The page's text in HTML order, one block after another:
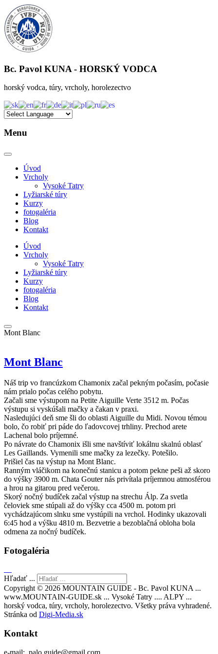
Bc. Pavol KUNA - HORSKÝ VODCA
horský vodca, túry, vrcholy, horolezectvo
Menu
Úvod
Vrcholy
Vysoké Tatry
Lyžiarské túry
Kurzy
fotogaléria
Blog
Kontakt
Úvod
Vrcholy
Vysoké Tatry
Lyžiarské túry
Kurzy
fotogaléria
Blog
Kontakt
Mont Blanc
Mont Blanc
Náš trip vo francúzkom Chamonix začal pekným počasím, počasie
nám prialo počas celého pobytu.
Začali sme výstupom na Petite Aiguille Verte 3512 m. Počas
výstupu si vyskúšali mačky a čakan v praxi.
Nasledujúci deň sme šli do oblasti Aiguille du Midi. Novou témou
bolo, čo robiť pri páde do ľadovcovej trhliny. Prechod arete
Lachenal bolo príjemné.
Po návrate do Chamonix išli sme navštíviť lokálnu skalnú oblasť
Les Gaillands. Vymenili sme mačky za lezečky. Potešilo.
Prišiel čas na výstup na Mont Blanc.
Ranným vláčikom na konečnú stanicu a potom pekne peši až skoro
do výšky 3900 m. Chata Gouter nás privítala príjemnou atmosférou
a hrou na gitarou pred večerou.
Skorý nočný budíček začal výstup na strechu Álp. Za svetla
čeloviek sme stúpali až do výšky cca 4500 m. potom pri
vychádzajúcom slnku sme vystúpili na vrchol. Hodinky ukazovali
6:45 hod a výšku 4810 m. Bezvetrie a bezoblačná obloha bola
odmena za nočný budíček.
Fotogaléria
Hľadať ...
Copyright © 2026 MOUNTAIN GUIDE - Bc. Pavol KUNA ...
www.MOUNTAIN-GUIDE.sk ... Vysoké Tatry .... ALPY ...
horský vodca, túry, vrcholy, horolezectvo. Všetky práva vyhradené.
Stránka od Digi-Media.sk
Kontakt
e-mail: palo.guide@gmail.com